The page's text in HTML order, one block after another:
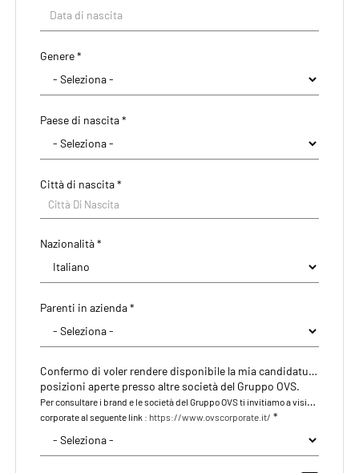
Paese di residenza *
Regione/Cantone di residenza *
CAP/NAP di residenza
Città di residenza
Città Di Residenza
Indirizzo di residenza
Genere *
Paese di nascita *
Città di nascita *
Città Di Nascita
Nazionalità *
Parenti in azienda *
Confermo di voler rendere disponibile la mia candidatura anche per le eventuali
posizioni aperte presso altre società del Gruppo OVS.
Per consultare i brand e le società del Gruppo OVS ti invitiamo a visitare il nostro sito
corporate al seguente link : https://www.ovscorporate.it/ *